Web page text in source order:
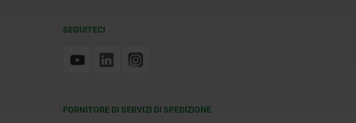
SEGUITECI
FORNITORE DI SERVIZI DI SPEDIZIONE